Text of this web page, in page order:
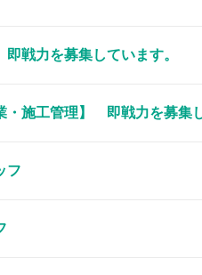
戦力を募集しています。
・施工管理】 即戦力を募集
フ